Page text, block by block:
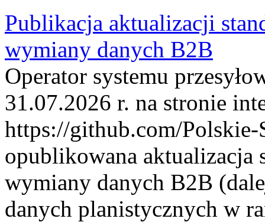
Publikacja aktualizacji
wymiany danych B2B
Operator systemu
31.07.2026 r. na stronie
https://github.com/Polskie-
opublikowana aktualizacja
wymiany danych B2B
danych planistycznych w